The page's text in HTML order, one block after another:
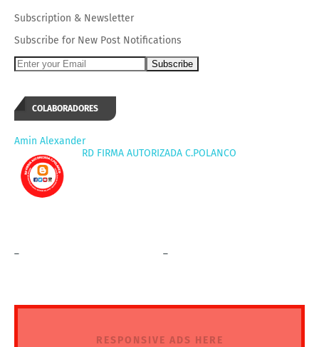
Subscription & Newsletter
Subscribe for New Post Notifications
COLABORADORES
Amin Alexander
RD FIRMA AUTORIZADA C.POLANCO
RESPONSIVE ADS HERE